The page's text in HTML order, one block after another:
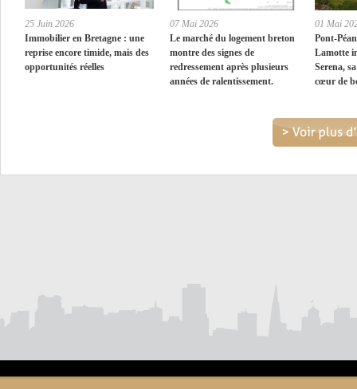
25 Juin 2026
Immobilier en Bretagne : une
reprise encore timide, mais des
opportunités réelles
07 Mai 2026
Le marché du logement breton
montre des signes de
redressement après plusieurs
années de ralentissement.
01 Mai
Pont-
Lamotte
Serena,
cœur de